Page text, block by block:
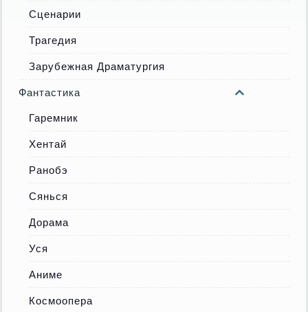
Сценарии
Трагедия
Зарубежная Драматургия
Фантастика
Гаремник
Хентай
Ранобэ
Сянься
Дорама
Уся
Аниме
Космоопера